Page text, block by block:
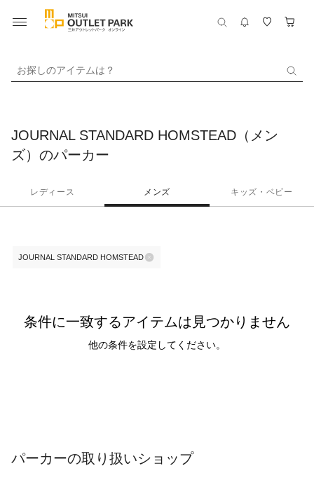
お探しのアイテムは？
JOURNAL STANDARD HOMSTEAD（メン
ズ）のパーカー
レディース メンズ キッズ・ベビー
JOURNAL STANDARD HOMSTEAD
条件に一致するアイテムは見つかりません
他の条件を設定してください。
パーカーの取り扱いショップ